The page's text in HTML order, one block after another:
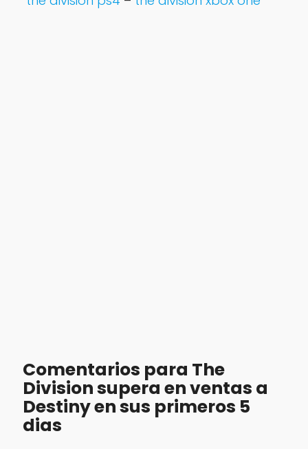
Comentarios para The
Division supera en ventas a
Destiny en sus primeros 5
dias